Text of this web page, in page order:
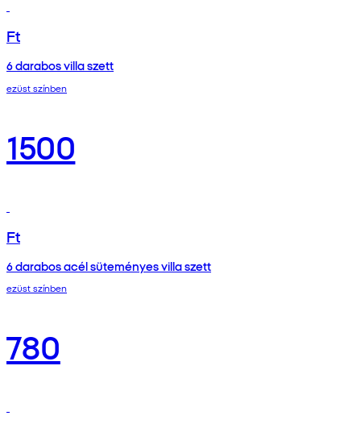
Ft
6 darabos villa szett
ezüst színben
1500
Ft
6 darabos acél süteményes villa szett
ezüst színben
780